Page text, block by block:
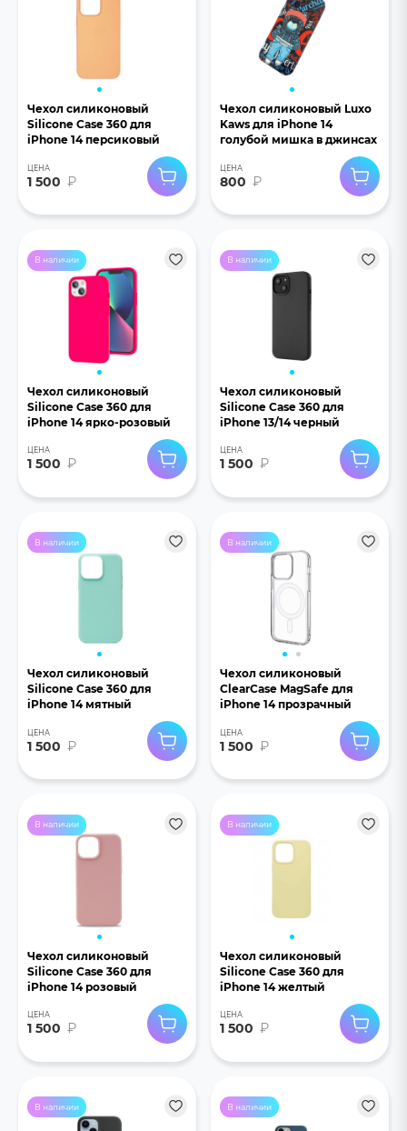
Чехол силиконовый
Silicone Case 360 для
iPhone 14 персиковый
ЦЕНА
1 500 ₽
Чехол силиконовый Luxo
Kaws для iPhone 14
голубой мишка в джинсах
ЦЕНА
800 ₽
В наличии
Чехол силиконовый
Silicone Case 360 для
iPhone 14 ярко-розовый
ЦЕНА
1 500 ₽
В наличии
Чехол силиконовый
Silicone Case 360 для
iPhone 13/14 черный
ЦЕНА
1 500 ₽
В наличии
Чехол силиконовый
Silicone Case 360 для
iPhone 14 мятный
ЦЕНА
1 500 ₽
В наличии
Чехол силиконовый
ClearCase MagSafe для
iPhone 14 прозрачный
ЦЕНА
1 500 ₽
В наличии
Чехол силиконовый
Silicone Case 360 для
iPhone 14 розовый
ЦЕНА
1 500 ₽
В наличии
Чехол силиконовый
Silicone Case 360 для
iPhone 14 желтый
ЦЕНА
1 500 ₽
В наличии В наличии